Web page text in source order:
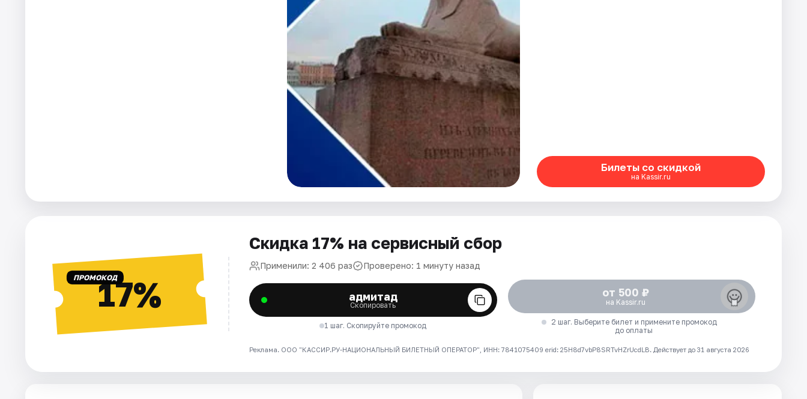
Билеты со скидкой
на Kassir.ru
ПРОМОКОД17%
Скидка 17% на сервисный сбор
Применили: 2 406 раз Проверено: 1 минуту назад
адмитад
Скопировать
1 шаг. Скопируйте промокод
от 500 ₽
на Kassir.ru
2 шаг. Выберите билет и примените промокод
до оплаты
Реклама. ООО "КАССИР.РУ-НАЦИОНАЛЬНЫЙ БИЛЕТНЫЙ ОПЕРАТОР", ИНН: 7841075409 erid: 25H8d7vbP8SRTvHZrUcdLB. Действует до 31 августа 2026